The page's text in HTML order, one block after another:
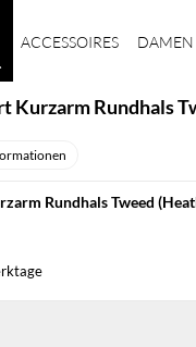
ACCESSOIRES DAMEN
Kurzarm Rundhals
Rundhals Tweed